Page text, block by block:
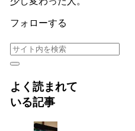
フォローする
よく読まれて
いる記事